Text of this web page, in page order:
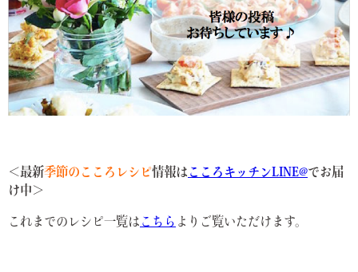
＜最新季節のこころレシピ情報は こころキッチンLINE@でお届
け中＞
これまでのレシピ一覧は こちら よりご覧いただけます。